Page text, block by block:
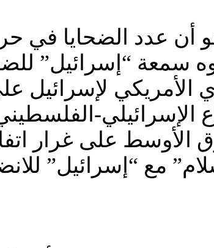
أن عدد الضحايا في
“إسرائيل”
الأمريكي لإسرائيل
الإسرائيلي-
على غرار
مع “إسرائيل”